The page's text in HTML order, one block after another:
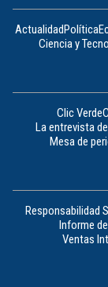
ActualidadPolítica
Ciencia y
Clic Verde
La entrevista
Mesa de
Responsabilidad
Informe
Ventas